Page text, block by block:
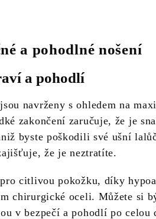
a pohodlné nošení
a pohodlí
navrženy s ohledem na
zakončení zaručuje, že je
byste poškodili své ušní
že je neztratíte.
citlivou pokožku, díky
chirurgické oceli. Můžete si
v bezpečí a pohodlí po celou